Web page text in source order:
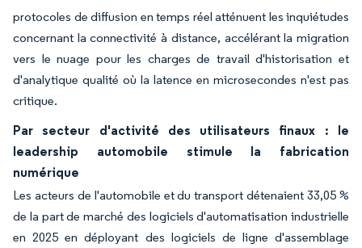
protocoles de diffusion en temps réel atténuent les inquiétudes
concernant la connectivité à distance, accélérant la migration
vers le nuage pour les charges de travail d'historisation et
d'analytique qualité où la latence en microsecondes n'est pas
critique.
Par secteur d'activité des utilisateurs finaux : le
leadership automobile stimule la fabrication
numérique
Les acteurs de l'automobile et du transport détenaient 33,05 %
de la part de marché des logiciels d'automatisation industrielle
en 2025 en déployant des logiciels de ligne d'assemblage